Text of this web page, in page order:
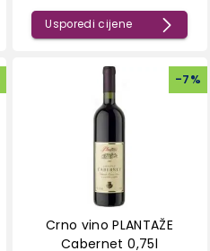
Usporedi cijene
-7%
Crno vino PLANTAŽE
Cabernet 0,75l